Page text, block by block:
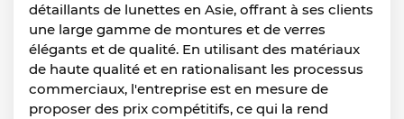
détaillants de lunettes en Asie, offrant à ses clients
une large gamme de montures et de verres
élégants et de qualité. En utilisant des matériaux
de haute qualité et en rationalisant les processus
commerciaux, l'entreprise est en mesure de
proposer des prix compétitifs, ce qui la rend